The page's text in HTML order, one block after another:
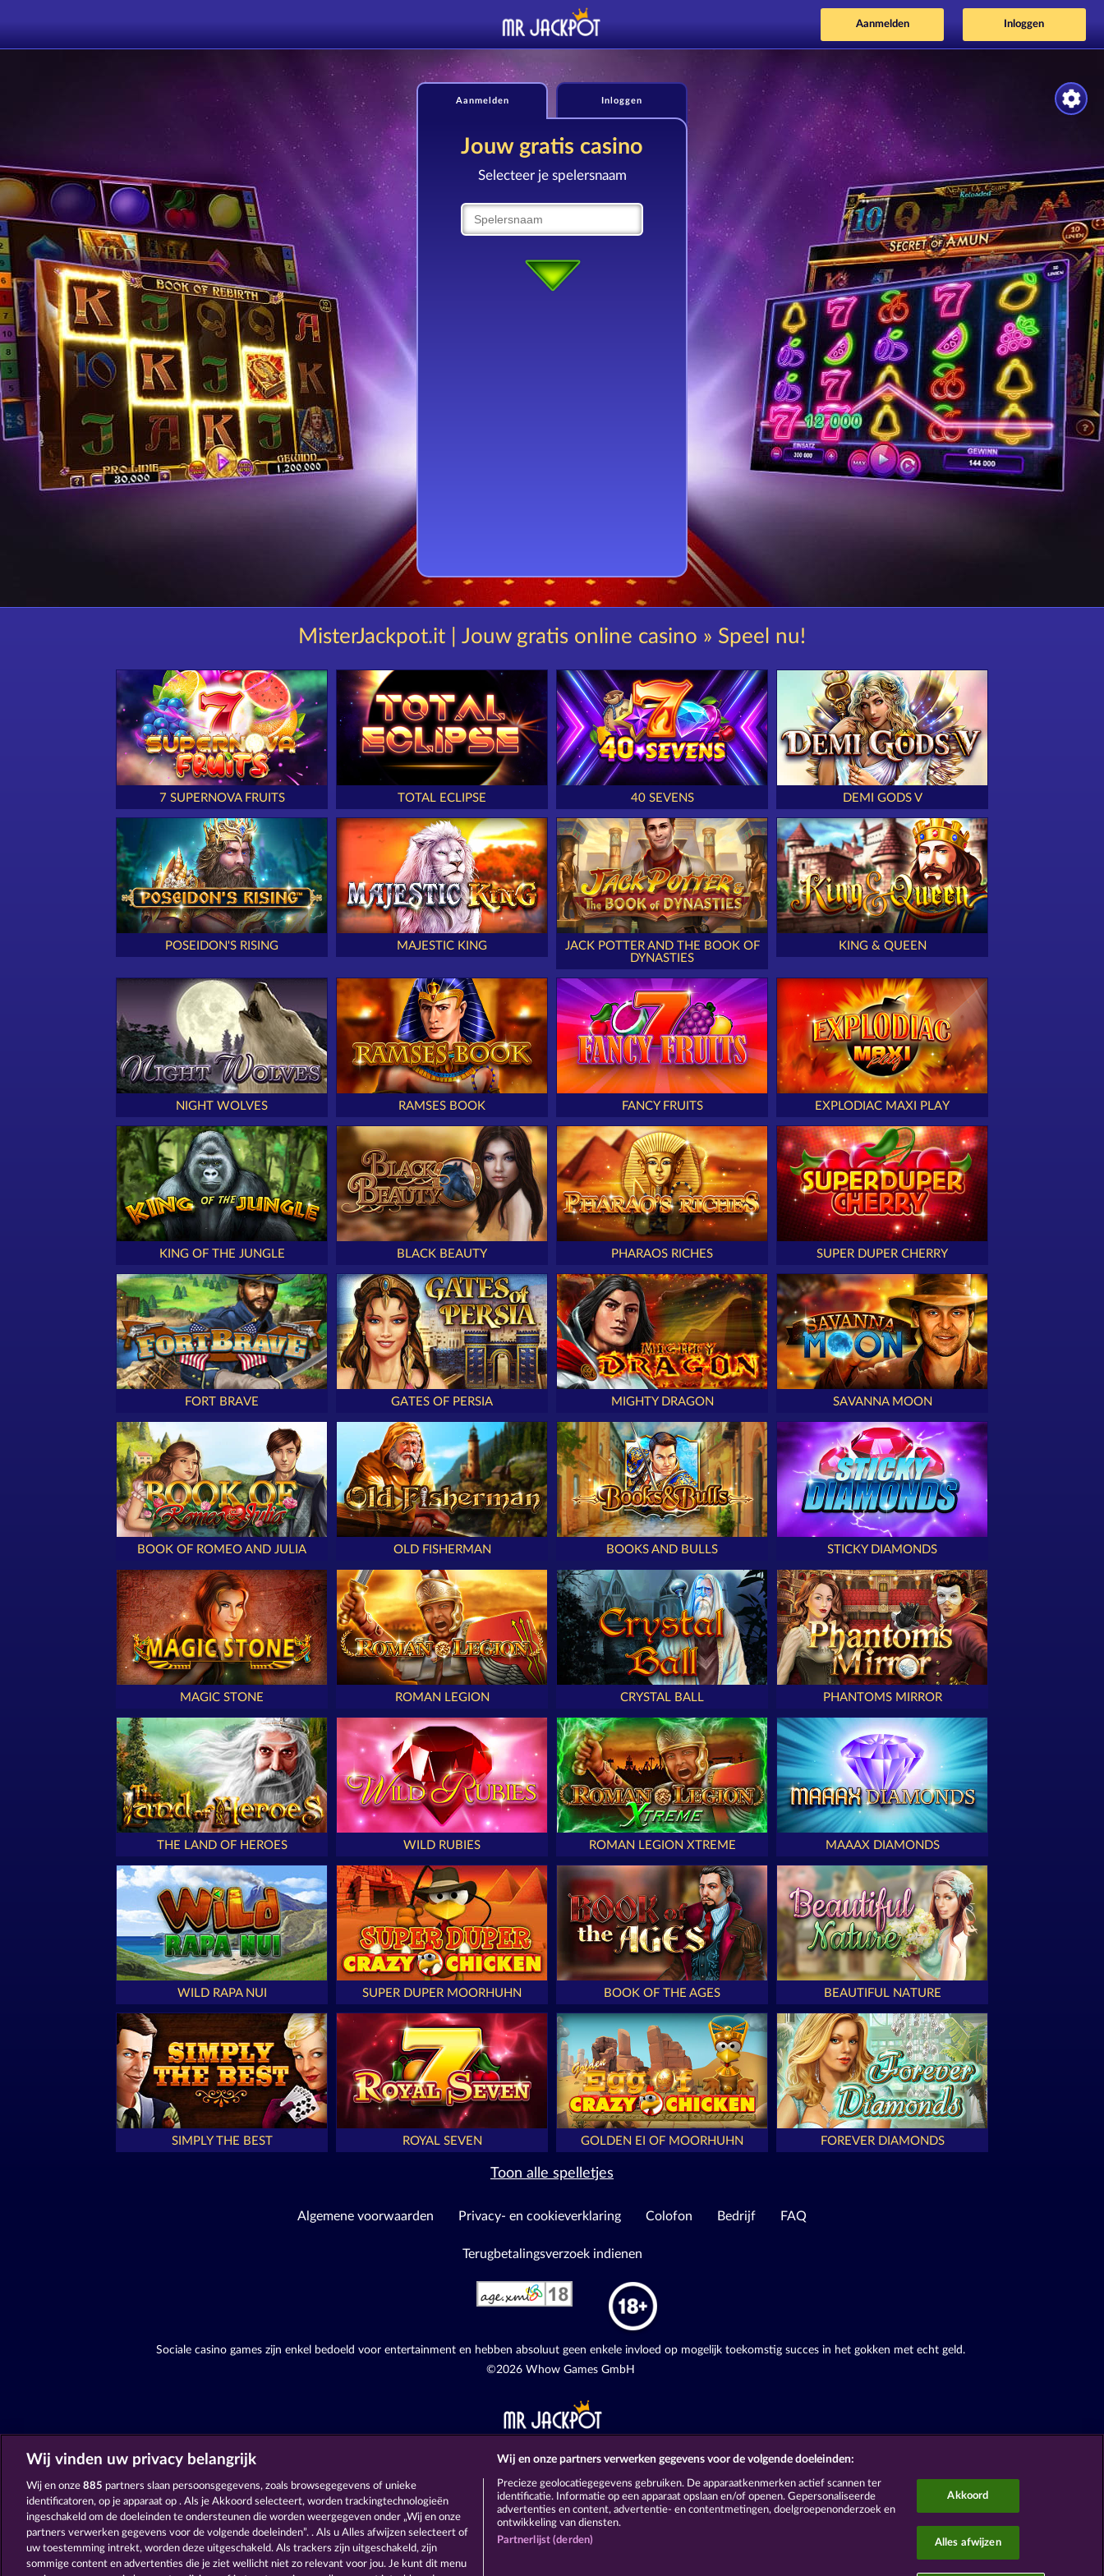
Aanmelden Inloggen
Aanmelden Inloggen
Jouw gratis casino
Selecteer je spelersnaam
MisterJackpot.it | Jouw gratis online casino » Speel nu!
7 SUPERNOVA FRUITS TOTAL ECLIPSE 40 SEVENS DEMI GODS V
POSEIDON'S RISING MAJESTIC KING
JACK POTTER AND THE BOOK OF
DYNASTIES
KING & QUEEN
NIGHT WOLVES RAMSES BOOK FANCY FRUITS EXPLODIAC MAXI PLAY
KING OF THE JUNGLE BLACK BEAUTY PHARAOS RICHES SUPER DUPER CHERRY
FORT BRAVE GATES OF PERSIA MIGHTY DRAGON SAVANNA MOON
BOOK OF ROMEO AND JULIA OLD FISHERMAN BOOKS AND BULLS STICKY DIAMONDS
MAGIC STONE ROMAN LEGION CRYSTAL BALL PHANTOMS MIRROR
THE LAND OF HEROES WILD RUBIES ROMAN LEGION XTREME MAAAX DIAMONDS
WILD RAPA NUI SUPER DUPER MOORHUHN BOOK OF THE AGES BEAUTIFUL NATURE
SIMPLY THE BEST ROYAL SEVEN GOLDEN EI OF MOORHUHN FOREVER DIAMONDS
Toon alle spelletjes
Algemene voorwaarden Privacy- en cookieverklaring Colofon Bedrijf FAQ
Terugbetalingsverzoek indienen
Sociale casino games zijn enkel bedoeld voor entertainment en hebben absoluut geen enkele invloed op mogelijk toekomstig succes in het gokken met echt geld.
©2026 Whow Games GmbH
Wij vinden uw privacy belangrijk
Wij en onze 885 partners slaan persoonsgegevens, zoals browsegegevens of unieke
identificatoren, op je apparaat op . Als je Akkoord selecteert, worden trackingtechnologieën
ingeschakeld om de doeleinden te ondersteunen die worden weergegeven onder „Wij en onze
partners verwerken gegevens voor de volgende doeleinden”. . Als u Alles afwijzen selecteert of
uw toestemming intrekt, worden deze uitgeschakeld. Als trackers zijn uitgeschakeld, zijn
sommige content en advertenties die je ziet wellicht niet zo relevant voor jou. Je kunt dit menu
Wij en onze partners verwerken gegevens voor de volgende doeleinden:
Precieze geolocatiegegevens gebruiken. De apparaatkenmerken actief scannen ter
identificatie. Informatie op een apparaat opslaan en/of openen. Gepersonaliseerde
advertenties en content, advertentie- en contentmetingen, doelgroepenonderzoek en
ontwikkeling van diensten.
Partnerlijst (derden)
Akkoord
Alles afwijzen